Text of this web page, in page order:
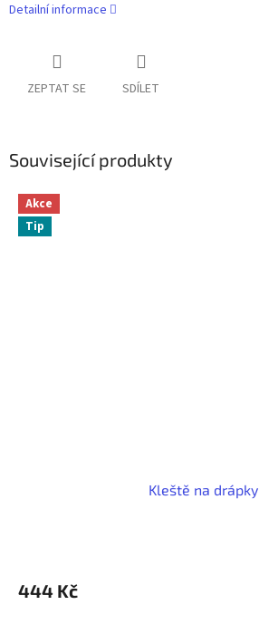
Detailní informace
ZEPTAT SE SDÍLET
Související produkty
Akce
Tip
Kleště na drápky
produktu
je
444 Kč